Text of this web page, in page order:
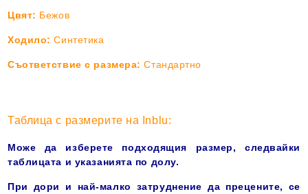
Цвят: Бежов
Ходило:Синтетика
Съответствие с размера: Стандартно
Таблица с размерите на Inblu:
Може да изберете подходящия размер, следвайки
таблицата и указанията по долу.
При дори и най-малко затруднение да прецените, се